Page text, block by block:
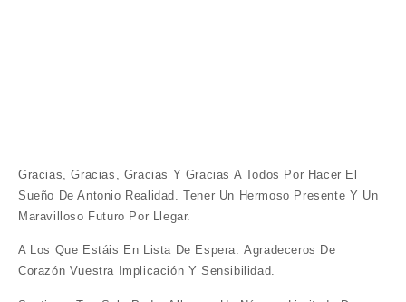
Gracias, Gracias, Gracias Y Gracias A Todos Por Hacer El
Sueño De Antonio Realidad. Tener Un Hermoso Presente Y Un
Maravilloso Futuro Por Llegar.
A Los Que Estáis En Lista De Espera.Agradeceros De
Corazón Vuestra Implicación Y Sensibilidad.